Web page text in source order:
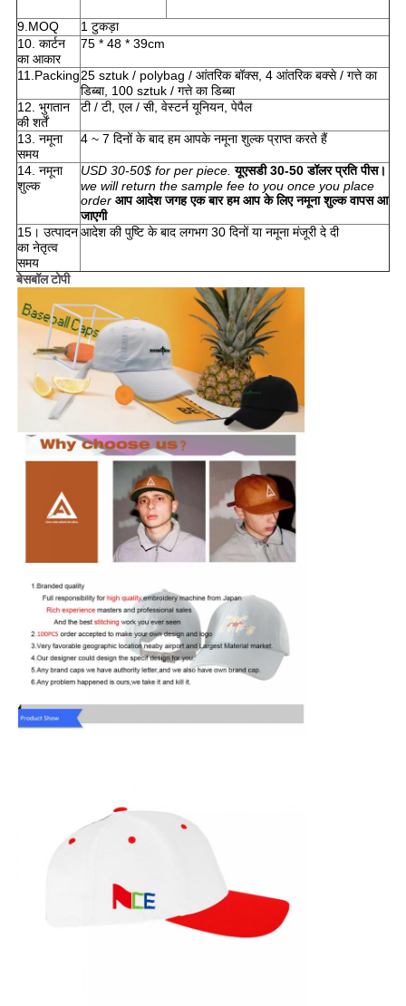
9.MOQ
1 टुकड़ा
10. कार्टन
का आकार
75 * 48 * 39cm
11.Packing25 sztuk / polybag / आंतरिक बॉक्स, 4 आंतरिक बक्से / गत्ते का
डिब्बा, 100 sztuk / गत्ते का डिब्बा
12. भुगतान
की शर्तें
टी / टी, एल / सी, वेस्टर्न यूनियन, पेपैल
13. नमूना
समय
4 ~ 7 दिनों के बाद हम आपके नमूना शुल्क प्राप्त करते हैं
14. नमूना
शुल्क
USD 30-50$ for per piece. यूएसडी 30-50 डॉलर प्रति पीस।
we will return the sample fee to you once you place
order आप आदेश जगह एक बार हम आप के लिए नमूना शुल्क वापस आ
जाएगी
15। उत्पादन
का नेतृत्व
समय
आदेश की पुष्टि के बाद लगभग 30 दिनों या नमूना मंजूरी दे दी
बेसबॉल टोपी